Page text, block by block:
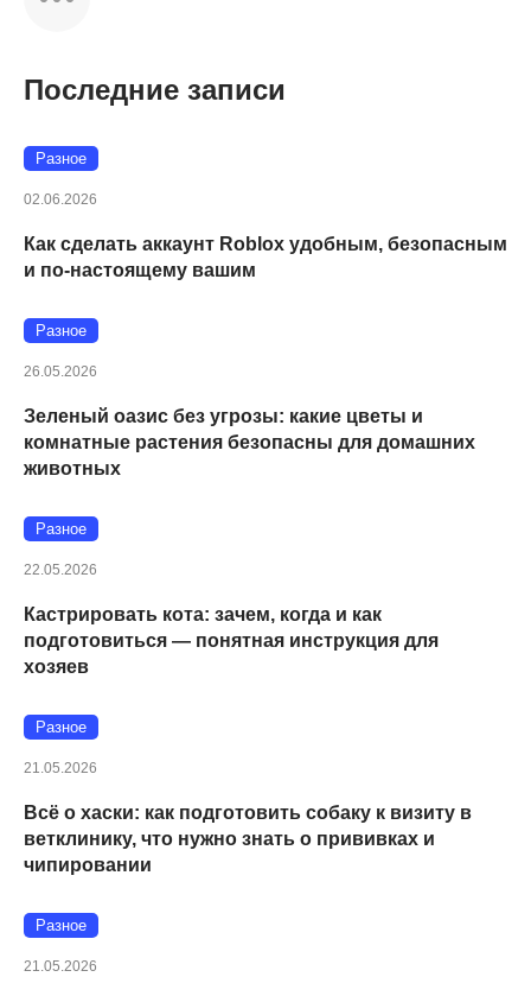
Последние записи
Разное
02.06.2026
Как сделать аккаунт Roblox удобным, безопасным
и по-настоящему вашим
Разное
26.05.2026
Зеленый оазис без угрозы: какие цветы и
комнатные растения безопасны для домашних
животных
Разное
22.05.2026
Кастрировать кота: зачем, когда и как
подготовиться — понятная инструкция для
хозяев
Разное
21.05.2026
Всё о хаски: как подготовить собаку к визиту в
ветклинику, что нужно знать о прививках и
чипировании
Разное
21.05.2026